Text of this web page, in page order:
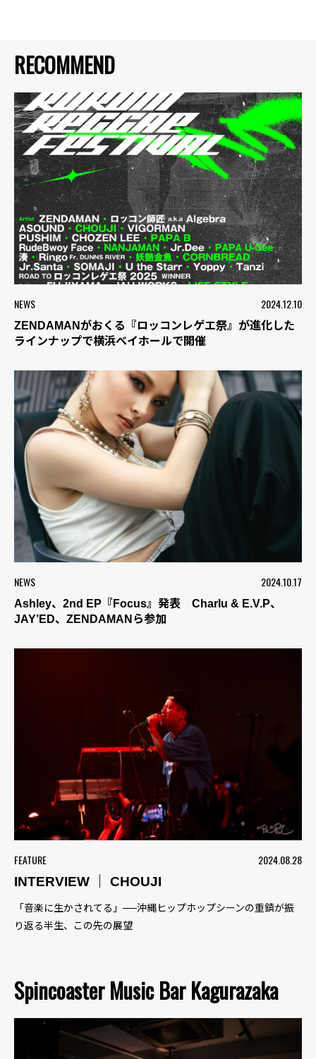
RECOMMEND
NEWS 2024.12.10
ZENDAMANがおくる『ロッコンレゲエ祭』が進化した
ラインナップで横浜ベイホールで開催
NEWS 2024.10.17
Ashley、2nd EP『Focus』発表 Charlu & E.V.P、
JAY’ED、ZENDAMANら参加
FEATURE
2024.08.28
INTERVIEW ｜ CHOUJI
「音楽に生かされてる」──沖縄ヒップホップシーンの重鎮が振
り返る半生、この先の展望
Spincoaster Music Bar Kagurazaka